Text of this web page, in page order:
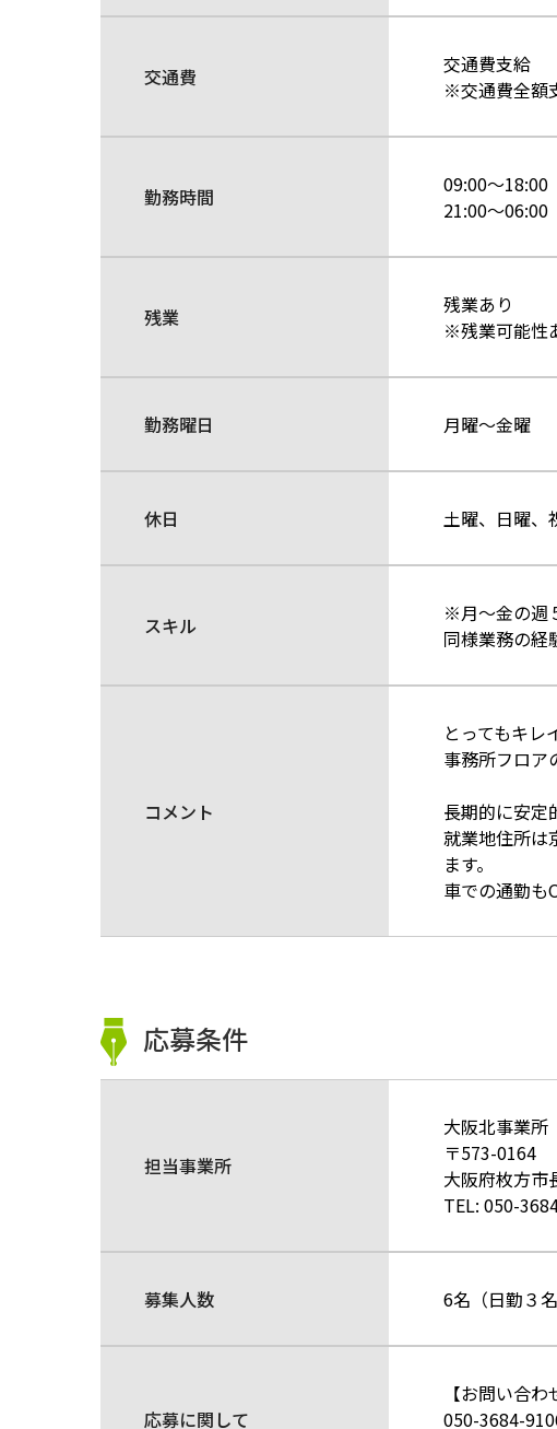
交通費
交通費支給
※交通費全額
勤務時間
09:00～18:00
21:00～06:00
残業
残業あり
※残業可能性
勤務曜日 月曜～金曜
休日 土曜、日曜、
スキル
※月～金の週
同様業務の経
コメント
とってもキレ
事務所フロア
長期的に安定
就業地住所は
ます。
車での通勤も
応募条件
担当事業所
大阪北事業所
〒573-0164
大阪府枚方市
TEL: 050-
募集人数 6名（日勤３
応募に関して
【お問い合
050-3684-